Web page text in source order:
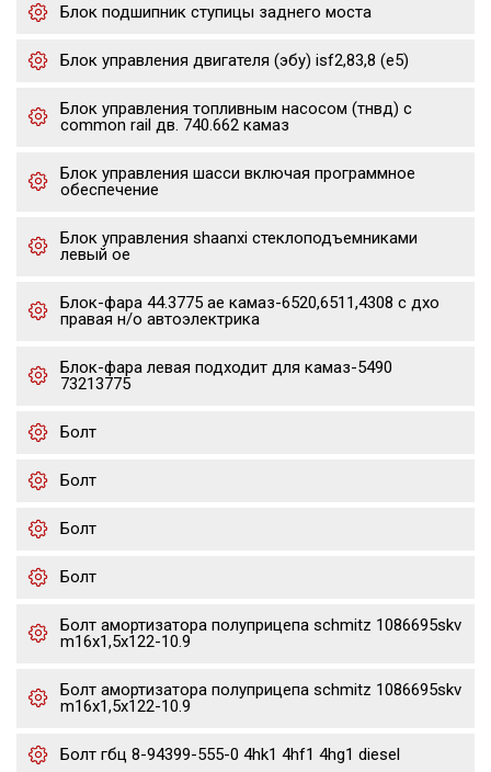
Блок подшипник ступицы заднего моста
Блок управления двигателя (эбу) isf2,83,8 (е5)
Блок управления топливным насосом (тнвд) с
common rail дв. 740.662 камаз
Блок управления шасси включая программное
обеспечение
Блок управления shaanxi стеклоподъемниками
левый oe
Блок-фара 44.3775 ae камаз-6520,6511,4308 с дхо
правая н/о автоэлектрика
Блок-фара левая подходит для камаз-5490
73213775
Болт
Болт
Болт
Болт
Болт амортизатора полуприцепа schmitz 1086695skv
m16x1,5х122-10.9
Болт амортизатора полуприцепа schmitz 1086695skv
m16x1,5х122-10.9
Болт гбц 8-94399-555-0 4hk1 4hf1 4hg1 diesel